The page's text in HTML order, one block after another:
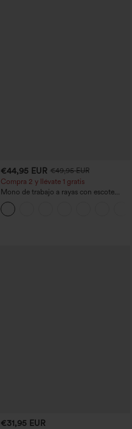
€44,95 EUR €49,95 EUR
Compra 2 y llévate 1 gratis
Mono de trabajo a rayas con escote
barco, sin mangas, lazo lateral, tacto
Cool Touch y bolsillos - Edición Easy
Peezy
€31,95 EUR